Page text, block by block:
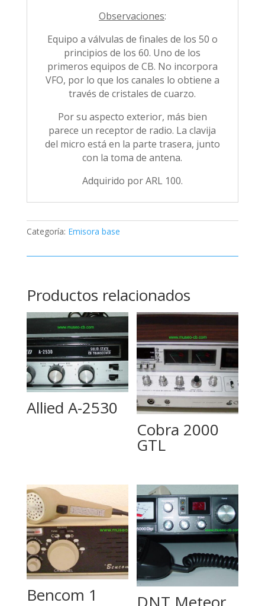
Observaciones:
Equipo a válvulas de finales de los 50 o
principios de los 60. Uno de los
primeros equipos de CB. No incorpora
VFO, por lo que los canales lo obtiene a
través de cristales de cuarzo.
Por su aspecto exterior, más bien
parece un receptor de radio. La clavija
del micro está en la parte trasera, junto
con la toma de antena.
Adquirido por ARL 100.
Categoría: Emisora base
Productos relacionados
Allied A-2530
Cobra 2000
GTL
Bencom 1